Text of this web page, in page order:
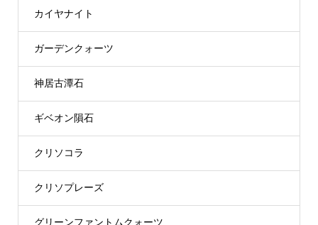
カイヤナイト
ガーデンクォーツ
神居古潭石
ギベオン隕石
クリソコラ
クリソプレーズ
グリーンファントムクォーツ